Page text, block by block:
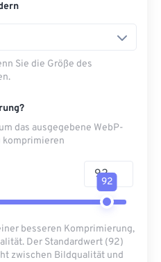
Sie die Größe des
das ausgegebene WebP-
komprimieren
92
besseren Komprimierung,
Der Standardwert (92)
zwischen Bildqualität und